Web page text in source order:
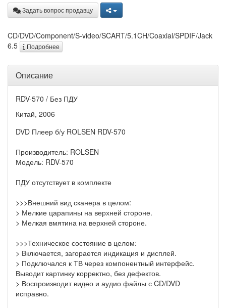
Задать вопрос продавцу
CD/DVD/Component/S-video/SCART/5.1CH/Coaxial/SPDIF/Jack
6.5
Подробнее
Описание
RDV-570 / Без ПДУ
Китай, 2006
DVD Плеер б/у ROLSEN RDV-570
Производитель: ROLSEN
Модель: RDV-570
ПДУ отсутствует в комплекте
>>>Внешний вид сканера в целом:
> Мелкие царапины на верхней стороне.
> Мелкая вмятина на верхней стороне.
>>>Техническое состояние в целом:
> Включается, загорается индикация и дисплей.
> Подключался к ТВ через компонентный интерфейс.
Выводит картинку корректно, без дефектов.
> Воспроизводит видео и аудио файлы с CD/DVD
исправно.